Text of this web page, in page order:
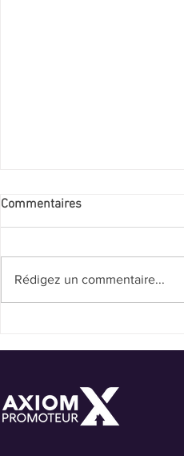
Commentaires
Rédigez un commentaire...